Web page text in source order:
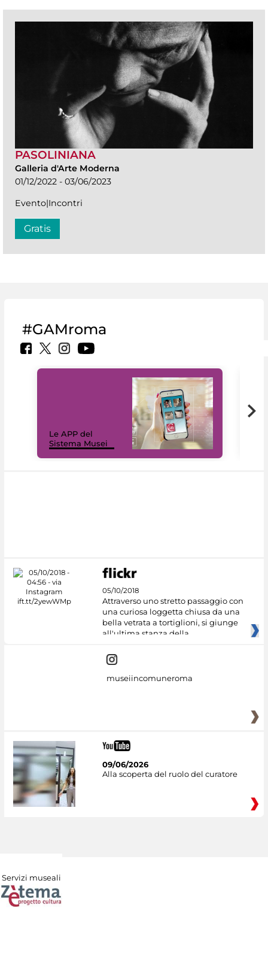
PASOLINIANA
Galleria d'Arte Moderna
01/12/2022 - 03/06/2023
Evento|Incontri
Gratis
#GAMroma
Le APP del
Sistema Musei
05/10/2018
Attraverso uno stretto passaggio con
una curiosa loggetta chiusa da una
bella vetrata a tortiglioni, si giunge
all'ultima stanza della
museiincomuneroma
09/06/2026
Alla scoperta del ruolo del curatore
Servizi museali